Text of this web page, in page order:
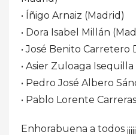
• Íñigo Arnaiz (Madrid)
• Dora Isabel Millán
• José Benito Carretero
• Asier Zuloaga Isequilla
• Pedro José Albero
• Pablo Lorente
Enhorabuena a todos